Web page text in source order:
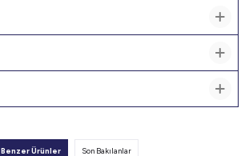
Benzer Ürünler Son Bakılanlar